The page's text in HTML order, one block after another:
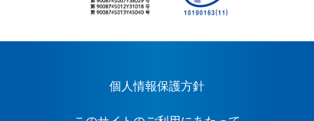
個人情報保護方針